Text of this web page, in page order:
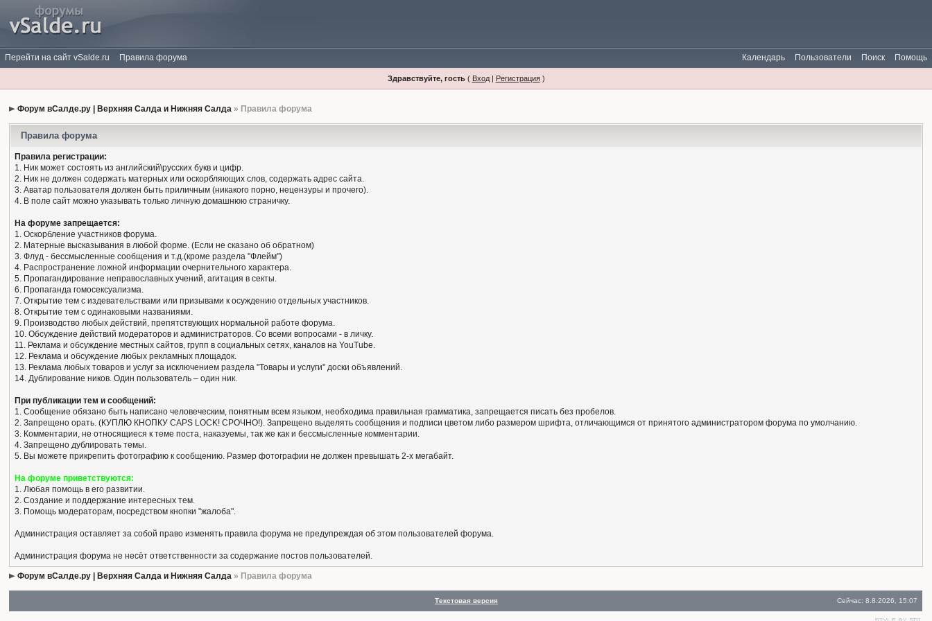
Перейти на сайт vSalde.ru Правила форума Помощь
Поиск
Пользователи
Календарь
Здравствуйте, гость( Вход| Регистрация)
Форум вСалде.ру | Верхняя Салда и Нижняя Салда » Правила форума
Правила форума
Правила регистрации:
1. Ник может состоять из английский\русских букв и цифр.
2. Ник не должен содержать матерных или оскорбляющих слов, содержать адрес сайта.
3. Аватар пользователя должен быть приличным (никакого порно, нецензуры и прочего).
4. В поле сайт можно указывать только личную домашнюю страничку.
На форуме запрещается:
1. Оскорбление участников форума.
2. Матерные высказывания в любой форме. (Если не сказано об обратном)
3. Флуд - бессмысленные сообщения и т.д.(кроме раздела "Флейм")
4. Распространение ложной информации очернительного характера.
5. Пропагандирование неправославных учений, агитация в секты.
6. Пропаганда гомосексуализма.
7. Открытие тем с издевательствами или призывами к осуждению отдельных участников.
8. Открытие тем с одинаковыми названиями.
9. Производство любых действий, препятствующих нормальной работе форума.
10. Обсуждение действий модераторов и администраторов. Со всеми вопросами - в личку.
11. Реклама и обсуждение местных сайтов, групп в социальных сетях, каналов на YouTube.
12. Реклама и обсуждение любых рекламных площадок.
13. Реклама любых товаров и услуг за исключением раздела "Товары и услуги" доски объявлений.
14. Дублирование ников. Один пользователь – один ник.
При публикации тем и сообщений:
1. Сообщение обязано быть написано человеческим, понятным всем языком, необходима правильная грамматика, запрещается писать без пробелов.
2. Запрещено орать. (КУПЛЮ КНОПКУ CAPS LOCK! СРОЧНО!). Запрещено выделять сообщения и подписи цветом либо размером шрифта, отличающимся от принятого администратором форума по умолчанию.
3. Комментарии, не относящиеся к теме поста, наказуемы, так же как и бессмысленные комментарии.
4. Запрещено дублировать темы.
5. Вы можете прикрепить фотографию к сообщению. Размер фотографии не должен превышать 2-х мегабайт.
На форуме приветствуются:
1. Любая помощь в его развитии.
2. Создание и поддержание интересных тем.
3. Помощь модераторам, посредством кнопки "жалоба".
Администрация оставляет за собой право изменять правила форума не предупреждая об этом пользователей форума.
Администрация форума не несёт ответственности за содержание постов пользователей.
Форум вСалде.ру | Верхняя Салда и Нижняя Салда » Правила форума
Текстовая версия Сейчас: 8.8.2026, 15:07